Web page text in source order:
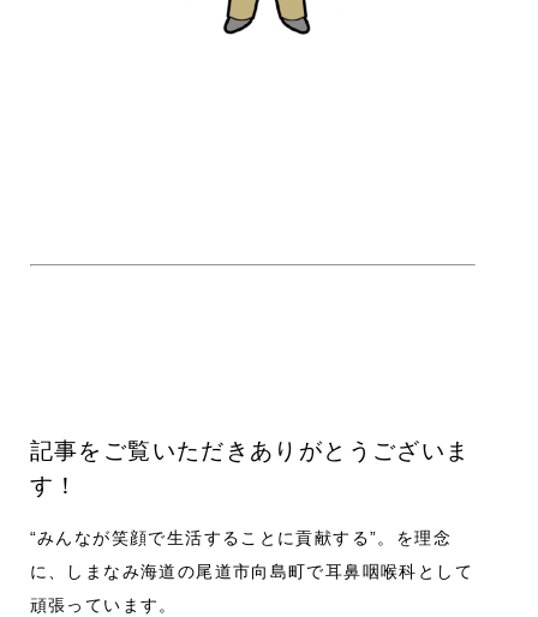
記事をご覧いただきありがとうございま
す！
“みんなが笑顔で生活することに貢献する”。を理念
に、しまなみ海道の尾道市向島町で耳鼻咽喉科として
頑張っています。